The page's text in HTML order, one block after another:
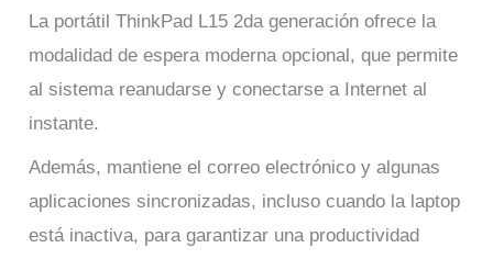
La portátil ThinkPad L15 2da generación ofrece la
modalidad de espera moderna opcional, que permite
al sistema reanudarse y conectarse a Internet al
instante.
Además, mantiene el correo electrónico y algunas
aplicaciones sincronizadas, incluso cuando la laptop
está inactiva, para garantizar una productividad